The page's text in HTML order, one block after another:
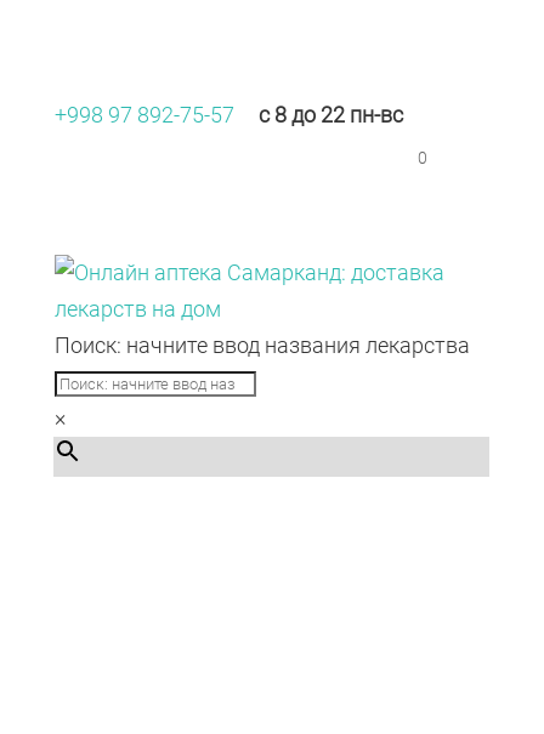
+998 97 892-75-57 с 8 до 22 пн-вс
0
Поиск: начните ввод названия лекарства
×